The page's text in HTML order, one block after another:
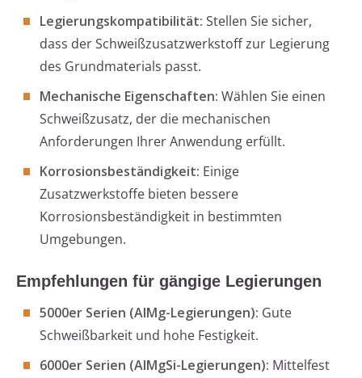
Legierungskompatibilität: Stellen Sie sicher,
dass der Schweißzusatzwerkstoff zur Legierung
des Grundmaterials passt.
Mechanische Eigenschaften: Wählen Sie einen
Schweißzusatz, der die mechanischen
Anforderungen Ihrer Anwendung erfüllt.
Korrosionsbeständigkeit: Einige
Zusatzwerkstoffe bieten bessere
Korrosionsbeständigkeit in bestimmten
Umgebungen.
Empfehlungen für gängige Legierungen
5000er Serien (AlMg-Legierungen): Gute
Schweißbarkeit und hohe Festigkeit.
6000er Serien (AlMgSi-Legierungen): Mittelfest